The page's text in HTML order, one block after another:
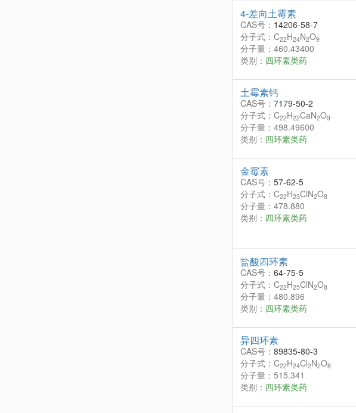
4-差向土霉素
CAS号： 14206-58-7
分子式：C22H24N2O9
分子量：460.43400
类别： 四环素类药
土霉素钙
CAS号： 7179-50-2
分子式：C22H22CaN2O9
分子量：498.49600
类别： 四环素类药
金霉素
CAS号： 57-62-5
分子式：C22H23ClN2O8
分子量：478.880
类别： 四环素类药
盐酸四环素
CAS号： 64-75-5
分子式：C22H25ClN2O8
分子量：480.896
类别： 四环素类药
异四环素
CAS号： 89835-80-3
分子式：C22H24Cl2N2O8
分子量：515.341
类别： 四环素类药